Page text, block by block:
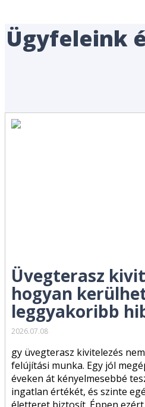
Ügyfeleink
Üvegterasz
hogyan
leggyakoribb
2026.07.08
gy üvegterasz kivitelezés
felújítási munka. Egy jól
éveken át kényelmesebbé
ingatlan értékét, és szinte